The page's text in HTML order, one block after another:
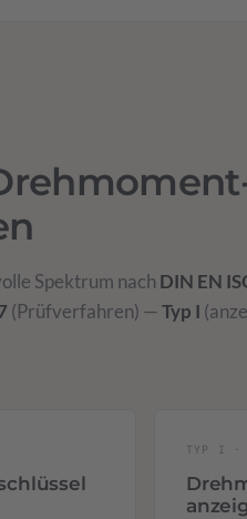
Spektrum nach DIN EN
(Prüfverfahren) —Typ I
TYP I ·